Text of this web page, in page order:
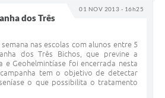
01 NOV 2013 - 16h25
dos Três
nas escolas com alunos entre 5
dos Três Bichos, que previne a
e Geohelmintíase foi encerrada nesta
tem o objetivo de detectar
o que possibilita o tratamento